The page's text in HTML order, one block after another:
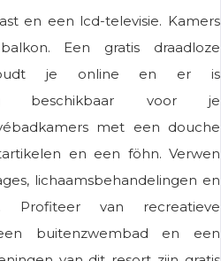
en een lcd-televisie. Kamers
Een gratis draadloze
houdt je online en er is
beschikbaar voor je
met een douche
en een föhn. Verwen
lichaamsbehandelingen en
Profiteer van recreatieve
buitenzwembad en een